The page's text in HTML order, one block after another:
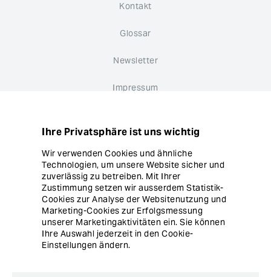
Kontakt
Glossar
Newsletter
Impressum
Cookie Einstellungen
© Copyright Ergon Informatik AG
Ihre Privatsphäre ist uns wichtig
Wir verwenden Cookies und ähnliche
Technologien, um unsere Website sicher und
zuverlässig zu betreiben. Mit Ihrer
Zustimmung setzen wir ausserdem Statistik-
Cookies zur Analyse der Websitenutzung und
Marketing-Cookies zur Erfolgsmessung
unserer Marketingaktivitäten ein. Sie können
Ihre Auswahl jederzeit in den Cookie-
Einstellungen ändern.